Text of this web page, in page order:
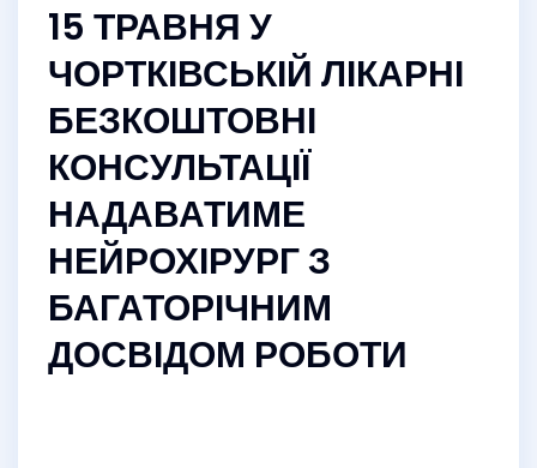
15 ТРАВНЯ У
ЧОРТКІВСЬКІЙ ЛІКАРНІ
БЕЗКОШТОВНІ
КОНСУЛЬТАЦІЇ
НАДАВАТИМЕ
НЕЙРОХІРУРГ З
БАГАТОРІЧНИМ
ДОСВІДОМ РОБОТИ